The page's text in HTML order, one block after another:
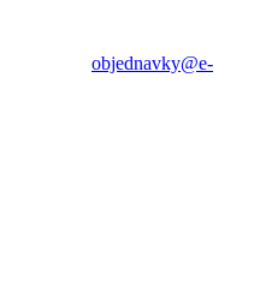
objednavky@e-